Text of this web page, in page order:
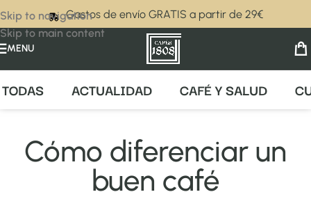
Skip to navigation
Skip to main content
Gastos de envío GRATIS a partir de 29€
MENU
TODAS ACTUALIDAD CAFÉ Y SALUD
Cómo diferenciar un
buen café